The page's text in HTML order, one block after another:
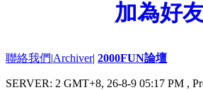
加為好
聯絡我們|Archiver| 2000FUN論壇
SERVER: 2 GMT+8, 26-8-9 05:17 PM ,